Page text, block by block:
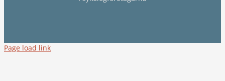
Page load link